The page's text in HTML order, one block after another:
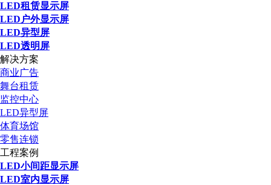
LED租赁显示屏
LED户外显示屏
LED异型屏
LED透明屏
解决方案
商业广告
舞台租赁
监控中心
LED异型屏
体育场馆
零售连锁
工程案例
LED小间距显示屏
LED室内显示屏